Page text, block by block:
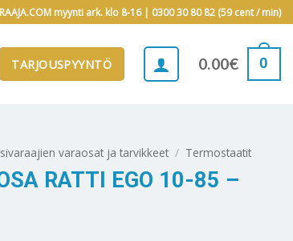
myynti ark. klo 8-16 | 0300 30 80 82 (59 cent / min)
TARJOUSPYYNTÖ 0.00€ 0
varaosat ja tarvikkeet / Termostaatit
RATTI EGO 10-85 –